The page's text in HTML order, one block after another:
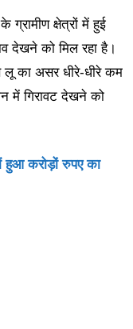
क्षेत्रों में हुई
देखने को मिल रहा है।
लू का असर धीरे-धीरे कम
में गिरावट देखने को
हुआ करोड़ों रुपए का